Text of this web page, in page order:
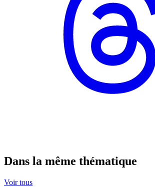
Dans la même thématique
Voir tous